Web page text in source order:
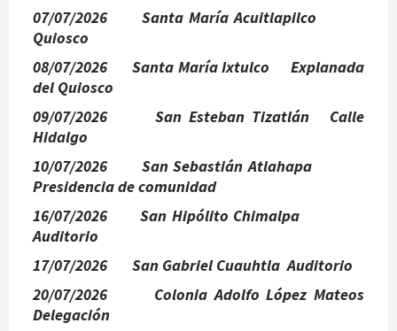
07/07/2026 Santa María Acuitlapilco
Quiosco
08/07/2026 Santa María Ixtulco Explanada
del Quiosco
09/07/2026 San Esteban Tizatlán Calle
Hidalgo
10/07/2026 San Sebastián Atlahapa
Presidencia de comunidad
16/07/2026 San Hipólito Chimalpa
Auditorio
17/07/2026 San Gabriel Cuauhtla Auditorio
20/07/2026 Colonia Adolfo López Mateos
Delegación